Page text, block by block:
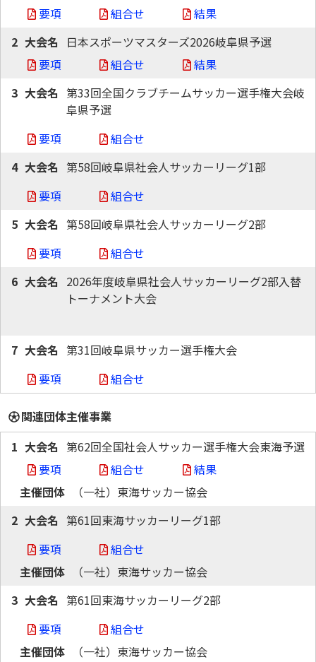
要項
組合せ
結果
2
日本スポーツマスターズ2026岐阜県予選
要項
組合せ
結果
3
第33回全国クラブチームサッカー選手権大会岐
阜県予選
要項
組合せ
4
第58回岐阜県社会人サッカーリーグ1部
要項
組合せ
5
第58回岐阜県社会人サッカーリーグ2部
要項
組合せ
6
2026年度岐阜県社会人サッカーリーグ2部入替
トーナメント大会
7
第31回岐阜県サッカー選手権大会
要項
組合せ
関連団体主催事業
1
第62回全国社会人サッカー選手権大会東海予選
要項
組合せ
結果
（一社）東海サッカー協会
2
第61回東海サッカーリーグ1部
要項
組合せ
（一社）東海サッカー協会
3
第61回東海サッカーリーグ2部
要項
組合せ
（一社）東海サッカー協会